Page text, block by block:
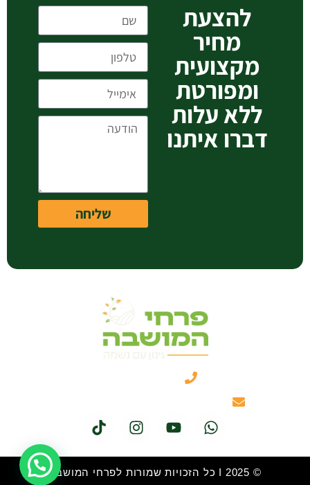
להצעת
מחיר
מקצועית
ומפורטת
ללא עלות
דברו איתנו
שליחה
© 2025 I כל הזכויות שמורות לפרחי המושבה